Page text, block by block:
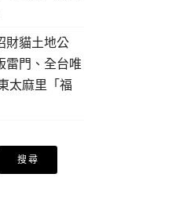
財貓土地公
雷門、全台唯
太麻里「福